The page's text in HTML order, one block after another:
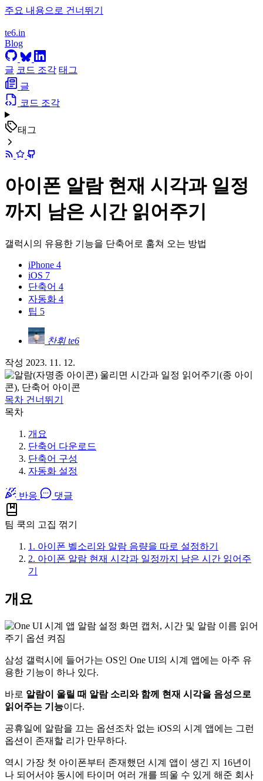
주요 내용으로 건너뛰기
te6.in
Blog
글 코드 조각 태그
글
코드 조각
태그
아이폰 알람 현재 시각과 일정
까지 남은 시간 읽어주기
갤럭시의 유용한 기능을 단축어로 훔쳐 오는 방법
iPhone 4
iOS 7
단축어 4
자동화 4
팁 5
찬휘te6
작성 2023. 11. 12.
목차 건너뛰기
목차
개요
단축어 다운로드
단축어 구성
자동화 설정
반응 댓글
팀 쿡의 고집 꺾기
1. 아이폰 벨소리와 알람 음량을 따로 설정하기
2. 아이폰 알람 현재 시각과 일정까지 남은 시간 읽어주
기
개요
삼성 갤럭시에 들어가는 OS인 One UI의 시계 앱에는 아주 유
용한 기능이 하나 있다.
바로 알람이 울릴 때 알람 소리와 함께 현재 시각을 음성으로
읽어주는 기능이다.
공휴일에 알람을 끄는 옵션조차 없는 iOS의 시계 앱에는 그런
옵션이 존재할 리가 만무하다.
역시 가장 첫 아이폰부터 존재했던 시계 앱이 생긴 지 16년이
나 되어서야 동시에 타이머 여러 개를 띄울 수 있게 해준 회사